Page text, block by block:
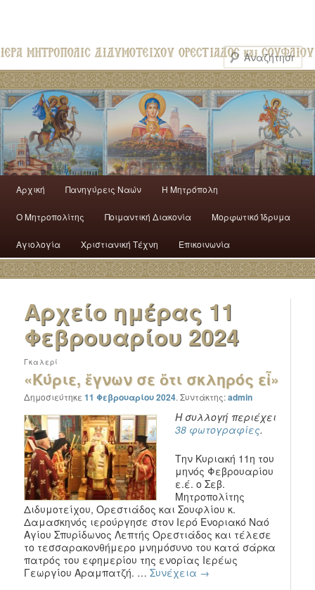
Αρχική Πανηγύρεις Ναών H Mητρόπολη
Ο Mητροπολίτης Ποιμαντική Διακονία Μορφωτικό Ίδρυμα
Αγιολογία Χριστιανική Τέχνη Επικοινωνία
Αρχείο ημέρας 11
Φεβρουαρίου 2024
«Κύριε, ἔγνων σε ὅτι σκληρός εἶ»
Γκαλερί
Δημοσιεύτηκε11 Φεβρουαρίου 2024.Συντάκτης:admin
Η συλλογή περιέχει
38 φωτογραφίες.
Την Κυριακή 11η του
μηνός Φεβρουαρίου
ε.έ. ο Σεβ.
Μητροπολίτης
Διδυμοτείχου, Ορεστιάδος και Σουφλίου κ.
Δαμασκηνός ιερούργησε στον Ιερό Ενοριακό Ναό
Αγίου Σπυρίδωνος Λεπτής Ορεστιάδος και τέλεσε
το τεσσαρακονθήμερο μνημόσυνο του κατά σάρκα
πατρός του εφημερίου της ενορίας Ιερέως
Γεωργίου Αραμπατζή. …Συνέχεια →